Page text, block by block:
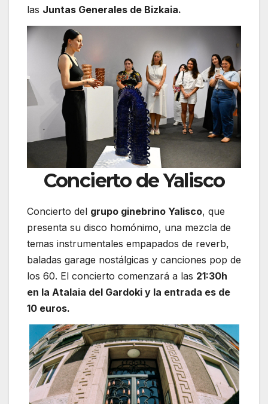
las Juntas Generales de Bizkaia.
Concierto de Yalisco
Concierto del grupo ginebrino Yalisco, que
presenta su disco homónimo, una mezcla de
temas instrumentales empapados de reverb,
baladas garage nostálgicas y canciones pop de
los 60. El concierto comenzará a las 21:30h
en la Atalaia del Gardoki y la entrada es de
10 euros.